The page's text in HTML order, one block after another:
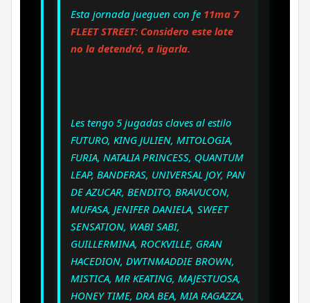
Esta jornada jueguen con fe 11ma 7
FLEET STREET: Considero este lote
no la detendrá, a ligarla.
Les tengo 5 jugadas claves al estilo
FUTURO, KING JULIEN, MITOLOGIA,
FURIA, NATALIA PRINCESS, QUANTUM
LEAP, BANDERAS, UNIVERSAL JOY, PAN
DE AZUCAR, BENDITO, BRAVUCON,
MUFASA, JENIFER DANIELA, SWEET
SENSATION, WABI SABI,
GUILLERMINA, ROCKVILLE, GRAN
HACEDION, DWTNMADDIE BROWN,
MISTICA, MR KEATING, MAJESTUOSA,
HONEY TIME, DRA BEA, MIA RAGAZZA,